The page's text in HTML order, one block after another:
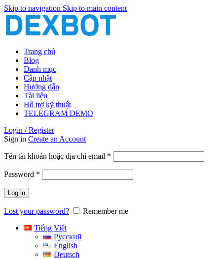
Skip to navigation Skip to main content
Trang chủ
Blog
Danh mục
Cập nhật
Hướng dẫn
Tài liệu
Hỗ trợ kỹ thuật
TELEGRAM DEMO
Login / Register
Sign in Create an Account
Tên tài khoản hoặc địa chỉ email *
buộc
Password *
buộc
Log in
Lost your password?
Remember me
Tiếng Việt
Русский
English
Deutsch